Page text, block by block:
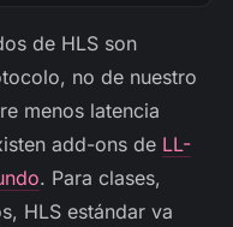
de HLS son
no de nuestro
menos latencia
add-ons de LL-
. Para clases,
HLS estándar va